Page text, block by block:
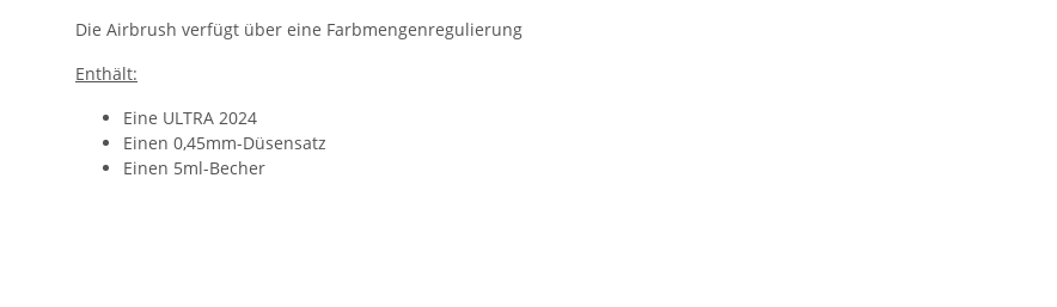
Die Airbrush verfügt über eine Farbmengenregulierung
Enthält:
Eine ULTRA 2024
Einen 0,45mm-Düsensatz
Einen 5ml-Becher